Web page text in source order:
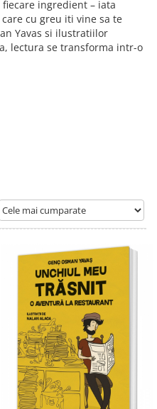
ingredient – iata
cu greu iti vine sa te
Yavas si ilustratiilor
lectura se transforma intr-o